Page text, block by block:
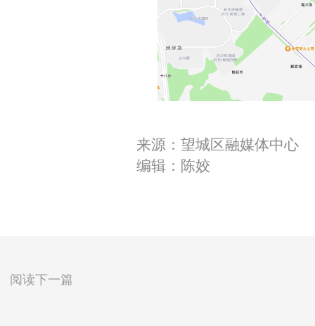
来源：望城区融媒体中心
编辑：陈姣
阅读下一篇